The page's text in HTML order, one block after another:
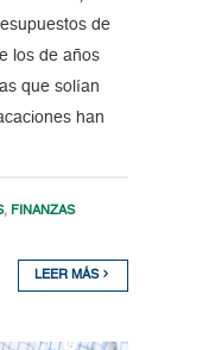
de
los de años
que solían
han
, FINANZAS
LEER MÁS